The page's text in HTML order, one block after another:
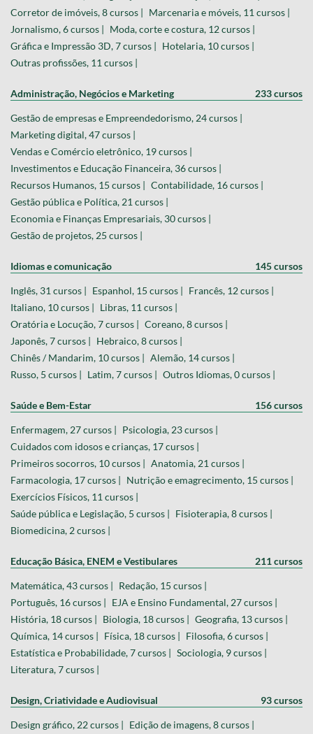
Corretor de imóveis, 8 cursos | Marcenaria e móveis, 11 cursos |
Jornalismo, 6 cursos | Moda, corte e costura, 12 cursos |
Gráfica e Impressão 3D, 7 cursos | Hotelaria, 10 cursos |
Outras profissões, 11 cursos |
Administração, Negócios e Marketing 233 cursos
Gestão de empresas e Empreendedorismo, 24 cursos |
Marketing digital, 47 cursos |
Vendas e Comércio eletrônico, 19 cursos |
Investimentos e Educação Financeira, 36 cursos |
Recursos Humanos, 15 cursos | Contabilidade, 16 cursos |
Gestão pública e Política, 21 cursos |
Economia e Finanças Empresariais, 30 cursos |
Gestão de projetos, 25 cursos |
Idiomas e comunicação 145 cursos
Inglês, 31 cursos | Espanhol, 15 cursos | Francês, 12 cursos |
Italiano, 10 cursos | Libras, 11 cursos |
Oratória e Locução, 7 cursos | Coreano, 8 cursos |
Japonês, 7 cursos | Hebraico, 8 cursos |
Chinês / Mandarim, 10 cursos | Alemão, 14 cursos |
Russo, 5 cursos | Latim, 7 cursos | Outros Idiomas, 0 cursos |
Saúde e Bem-Estar 156 cursos
Enfermagem, 27 cursos | Psicologia, 23 cursos |
Cuidados com idosos e crianças, 17 cursos |
Primeiros socorros, 10 cursos | Anatomia, 21 cursos |
Farmacologia, 17 cursos | Nutrição e emagrecimento, 15 cursos |
Exercícios Físicos, 11 cursos |
Saúde pública e Legislação, 5 cursos | Fisioterapia, 8 cursos |
Biomedicina, 2 cursos |
Educação Básica, ENEM e Vestibulares 211 cursos
Matemática, 43 cursos | Redação, 15 cursos |
Português, 16 cursos | EJA e Ensino Fundamental, 27 cursos |
História, 18 cursos | Biologia, 18 cursos | Geografia, 13 cursos |
Química, 14 cursos | Física, 18 cursos | Filosofia, 6 cursos |
Estatística e Probabilidade, 7 cursos | Sociologia, 9 cursos |
Literatura, 7 cursos |
Design, Criatividade e Audiovisual 93 cursos
Design gráfico, 22 cursos | Edição de imagens, 8 cursos |